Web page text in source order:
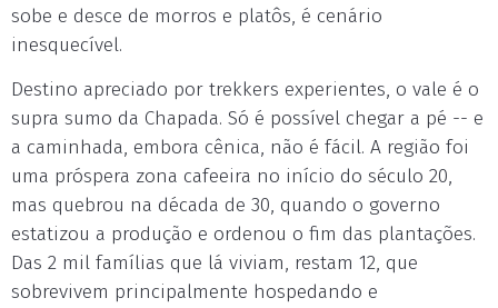
sobe e desce de morros e platôs, é cenário
inesquecível.
Destino apreciado por trekkers experientes, o vale é o
supra sumo da Chapada. Só é possível chegar a pé -- e
a caminhada, embora cênica, não é fácil. A região foi
uma próspera zona cafeeira no início do século 20,
mas quebrou na década de 30, quando o governo
estatizou a produção e ordenou o fim das plantações.
Das 2 mil famílias que lá viviam, restam 12, que
sobrevivem principalmente hospedando e